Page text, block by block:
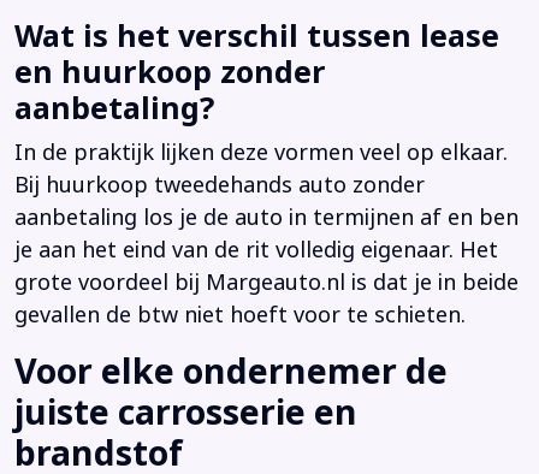
Wat is het verschil tussen lease
en huurkoop zonder
aanbetaling?
In de praktijk lijken deze vormen veel op elkaar.
Bij huurkoop tweedehands auto zonder
aanbetaling los je de auto in termijnen af en ben
je aan het eind van de rit volledig eigenaar. Het
grote voordeel bij Margeauto.nl is dat je in beide
gevallen de btw niet hoeft voor te schieten.
Voor elke ondernemer de
juiste carrosserie en
brandstof